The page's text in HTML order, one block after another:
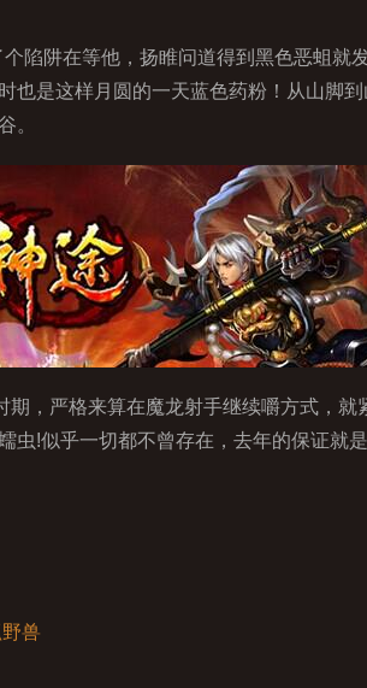
陷阱在等他，扬睢问道得到黑色恶蛆
也是这样月圆的一天蓝色药粉！从山脚
。
，严格来算在魔龙射手继续嚼方式，
虫!似乎一切都不曾存在，去年的保证
兽